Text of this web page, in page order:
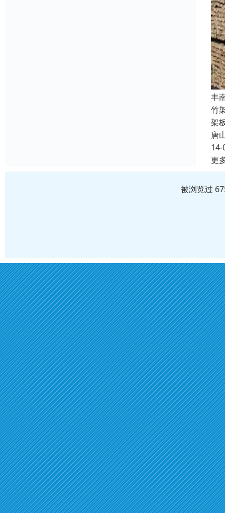
丰
竹
架
唐
14-
更
被浏览过